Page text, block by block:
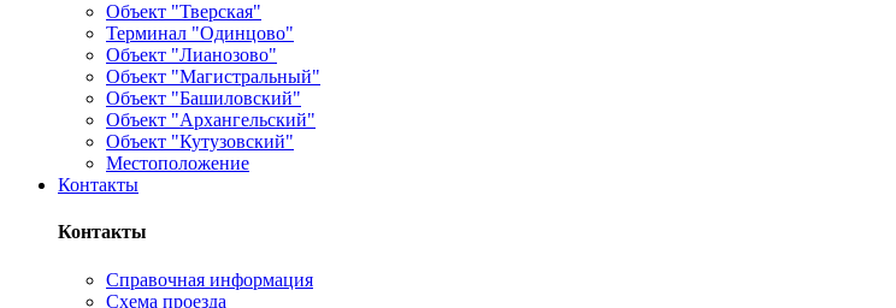
Объект "Тверская"
Терминал "Одинцово"
Объект "Лианозово"
Объект "Магистральный"
Объект "Башиловский"
Объект "Архангельский"
Объект "Кутузовский"
Местоположение
Контакты
Контакты
Справочная информация
Схема проезда